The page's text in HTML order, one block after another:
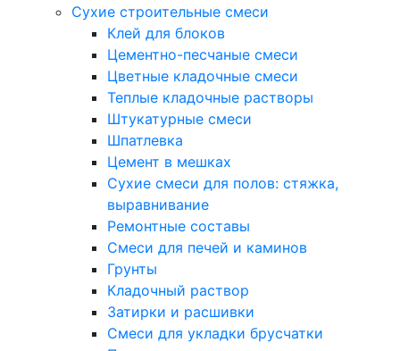
Сухие строительные смеси
Клей для блоков
Цементно-песчаные смеси
Цветные кладочные смеси
Теплые кладочные растворы
Штукатурные смеси
Шпатлевка
Цемент в мешках
Сухие смеси для полов: стяжка,
выравнивание
Ремонтные составы
Смеси для печей и каминов
Грунты
Кладочный раствор
Затирки и расшивки
Смеси для укладки брусчатки